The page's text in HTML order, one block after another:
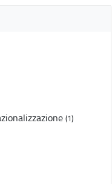
(1)